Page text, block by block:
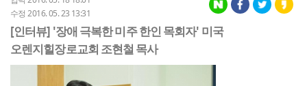
수정 2016. 05. 23 13:31
[인터뷰] '장애 극복한 미주 한인 목회자' 미국
오렌지힐장로교회 조현철 목사